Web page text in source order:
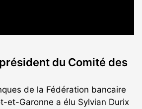
du Comité des
de la Fédération bancaire
et-Garonne a élu Sylvian Durix